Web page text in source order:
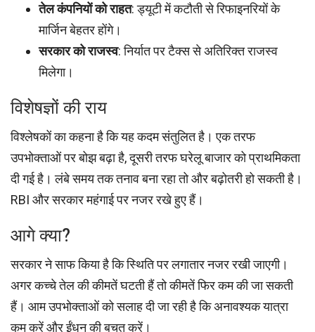
तेल कंपनियों को राहत: ड्यूटी में कटौती से रिफाइनरियों के
मार्जिन बेहतर होंगे।
सरकार को राजस्व: निर्यात पर टैक्स से अतिरिक्त राजस्व
मिलेगा।
विशेषज्ञों की राय
विश्लेषकों का कहना है कि यह कदम संतुलित है। एक तरफ
उपभोक्ताओं पर बोझ बढ़ा है, दूसरी तरफ घरेलू बाजार को प्राथमिकता
दी गई है। लंबे समय तक तनाव बना रहा तो और बढ़ोतरी हो सकती है।
RBI और सरकार महंगाई पर नजर रखे हुए हैं।
आगे क्या?
सरकार ने साफ किया है कि स्थिति पर लगातार नजर रखी जाएगी।
अगर कच्चे तेल की कीमतें घटती हैं तो कीमतें फिर कम की जा सकती
हैं। आम उपभोक्ताओं को सलाह दी जा रही है कि अनावश्यक यात्रा
कम करें और ईंधन की बचत करें।